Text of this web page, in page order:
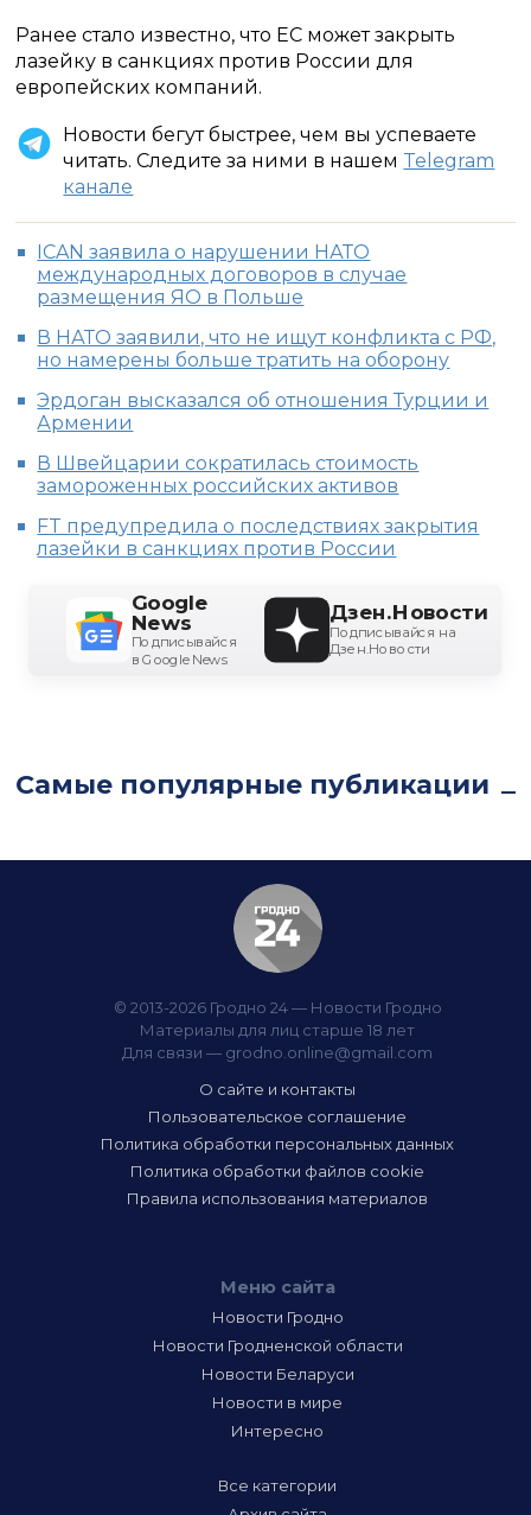
Ранее стало известно, что ЕС может закрыть
лазейку в санкциях против России для
европейских компаний.
Новости бегут быстрее, чем вы успеваете
читать. Следите за ними в нашем Telegram
канале
ICAN заявила о нарушении НАТО
международных договоров в случае
размещения ЯО в Польше
В НАТО заявили, что не ищут конфликта с РФ,
но намерены больше тратить на оборону
Эрдоган высказался об отношения Турции и
Армении
В Швейцарии сократилась стоимость
замороженных российских активов
FT предупредила о последствиях закрытия
лазейки в санкциях против России
Google
News
Подписывайся
в Google News
Дзен.Новости
Подписывайся на
Дзен.Новости
Самые популярные публикации
© 2013-2026 Гродно 24 — Новости Гродно
Материалы для лиц старше 18 лет
Для связи — grodno.online@gmail.com
О сайте и контакты
Пользовательское соглашение
Политика обработки персональных данных
Политика обработки файлов cookie
Правила использования материалов
Меню сайта
Новости Гродно
Новости Гродненской области
Новости Беларуси
Новости в мире
Интересно
Все категории